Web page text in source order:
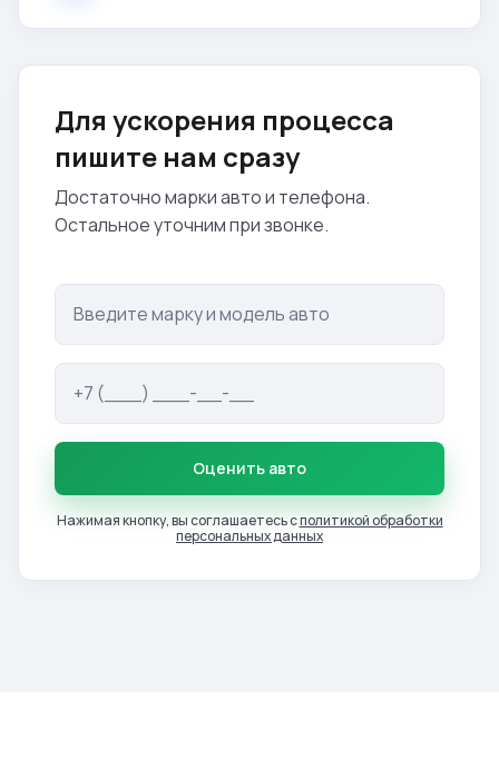
Для ускорения процесса
пишите нам сразу
Достаточно марки авто и телефона.
Остальное уточним при звонке.
Оценить авто
Нажимая кнопку, вы соглашаетесь сполитикой обработки
персональных данных